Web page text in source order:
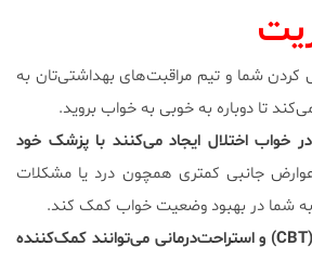
کردن شما و تیم مراقبت‌های بهداشتی‌تان به
تا دوباره به خوبی به خواب بروید.
خواب اختلال ایجاد می‌کنند با پزشک خود
عوارض جانبی کمتری همچون درد یا مشکلات
به شما در بهبود وضعیت خواب کمک کند.
• درمان شناختی رفتاری (CBT) و استراحت‌درمانی می‌توانند کمک‌کننده